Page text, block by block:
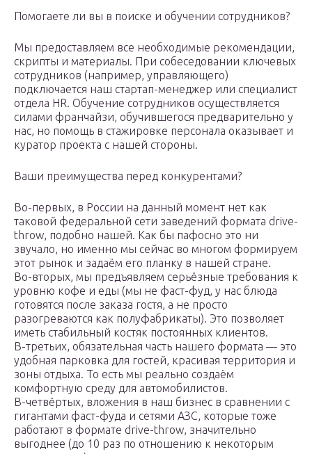
Помогаете ли вы в поиске и обучении сотрудников?
Мы предоставляем все необходимые рекомендации,
скрипты и материалы. При собеседовании ключевых
сотрудников (например, управляющего)
подключается наш стартап-менеджер или специалист
отдела HR. Обучение сотрудников осуществляется
силами франчайзи, обучившегося предварительно у
нас, но помощь в стажировке персонала оказывает и
куратор проекта с нашей стороны.
Ваши преимущества перед конкурентами?
Во-первых, в России на данный момент нет как
таковой федеральной сети заведений формата drive-
throw, подобно нашей. Как бы пафосно это ни
звучало, но именно мы сейчас во многом формируем
этот рынок и задаём его планку в нашей стране.
Во-вторых, мы предъявляем серьёзные требования к
уровню кофе и еды (мы не фаст-фуд, у нас блюда
готовятся после заказа гостя, а не просто
разогреваются как полуфабрикаты). Это позволяет
иметь стабильный костяк постоянных клиентов.
В-третьих, обязательная часть нашего формата — это
удобная парковка для гостей, красивая территория и
зоны отдыха. То есть мы реально создаём
комфортную среду для автомобилистов.
В-четвёртых, вложения в наш бизнес в сравнении с
гигантами фаст-фуда и сетями АЗС, которые тоже
работают в формате drive-throw, значительно
выгоднее (до 10 раз по отношению к некоторым